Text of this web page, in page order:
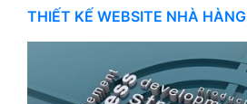
THIẾT KẾ WEBSITE NHÀ HÀNG